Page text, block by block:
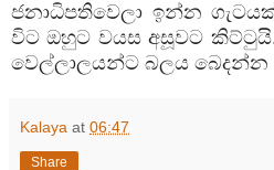
ජනාධිපතිවෙලා ඉන්න
විට ඔහුට වයස අසූවට කිට්ටුයි
වෙල්ලාලයන්ට බලය බෙදන්න
Kalaya at 06:47
Share